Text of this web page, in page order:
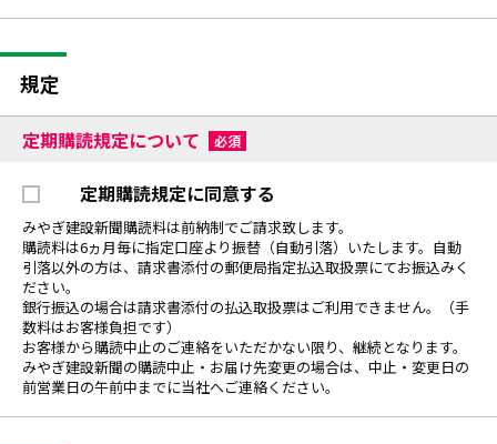
規定
定期購読規定について 必須
定期購読規定に同意する
みやぎ建設新聞購読料は前納制でご請求致します。
購読料は6ヵ月毎に指定口座より振替（自動引落）いたします。自動
引落以外の方は、請求書添付の郵便局指定払込取扱票にてお振込みく
ださい。
銀行振込の場合は請求書添付の払込取扱票はご利用できません。（手
数料はお客様負担です）
お客様から購読中止のご連絡をいただかない限り、継続となります。
みやぎ建設新聞の購読中止・お届け先変更の場合は、中止・変更日の
前営業日の午前中までに当社へご連絡ください。